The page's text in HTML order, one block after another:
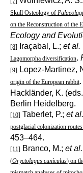
Skull Osteology of
on the Reconstruction of the
Ecology and
[8] Iraçabal, L.; et al.
Lagomorpha diversification.
[9] Lopez-Martinez,
origin of the European rabbit
Hackländer, K.
Berlin Heidelberg.
[10] Taberlet, P.; et al.
postglacial colonization
453–464.
[11] Branco, M.; et al.
(Oryctolagus cuniculus) on